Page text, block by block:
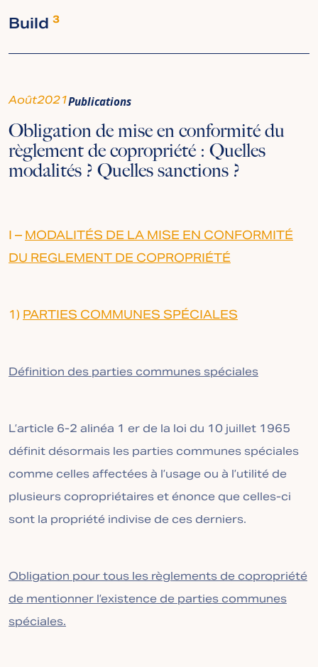
Build 3
Août2021Publications
Obligation de mise en conformité du
règlement de copropriété : Quelles
modalités ? Quelles sanctions ?
I –MODALITÉS DE LA MISE EN CONFORMITÉ
DU REGLEMENT DE COPROPRIÉTÉ
1)PARTIES COMMUNES SPÉCIALES
Définition des parties communes spéciales
L’article 6-2 alinéa 1 er de la loi du 10 juillet 1965
définit désormais les parties communes spéciales
comme celles affectées à l’usage ou à l’utilité de
plusieurs copropriétaires et énonce que celles-ci
sont la propriété indivise de ces derniers.
Obligation pour tous les règlements de copropriété
de mentionner l’existence de parties communes
spéciales.